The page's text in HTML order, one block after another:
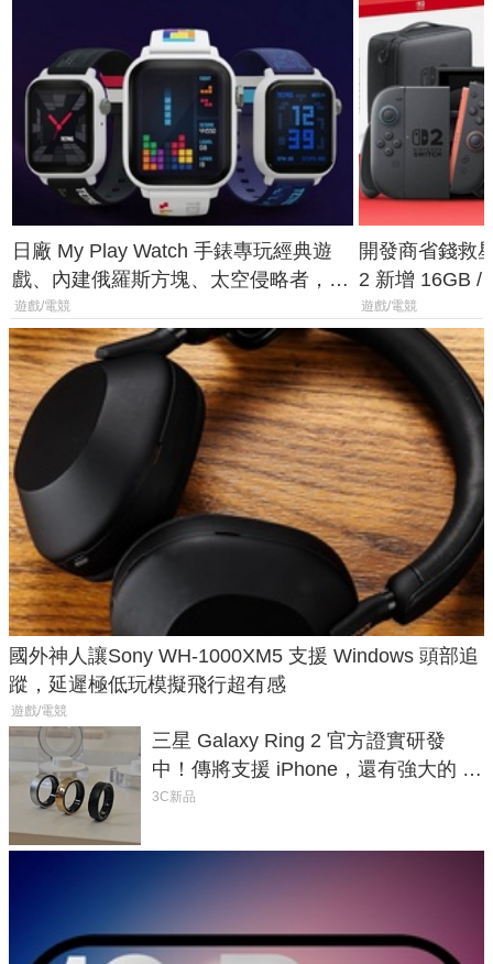
日廠 My Play Watch 手錶專玩經典遊
戲、內建俄羅斯方塊、太空侵略者，不
過竟然不能連手機？
遊戲/電競
開發商省錢救
2 新增 16GB /
選擇
遊戲/電競
國外神人讓Sony WH-1000XM5 支援 Windows 頭部追
蹤，延遲極低玩模擬飛行超有感
遊戲/電競
三星 Galaxy Ring 2 官方證實研發
中！傳將支援 iPhone，還有強大的 AI
與智慧家電連動功能
3C新品